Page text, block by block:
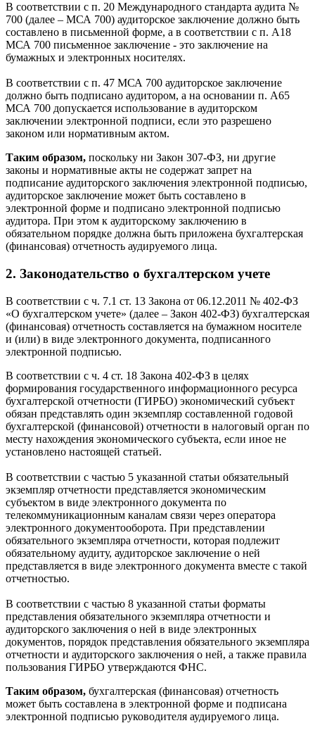
В соответствии с п. 20 Международного стандарта аудита №
700 (далее – МСА 700) аудиторское заключение должно быть
составлено в письменной форме, а в соответствии с п. A18
МСА 700 письменное заключение - это заключение на
бумажных и электронных носителях.
В соответствии с п. 47 МСА 700 аудиторское заключение
должно быть подписано аудитором, а на основании п. А65
МСА 700 допускается использование в аудиторском
заключении электронной подписи, если это разрешено
законом или нормативным актом.
Таким образом, поскольку ни Закон 307-ФЗ, ни другие
законы и нормативные акты не содержат запрет на
подписание аудиторского заключения электронной подписью,
аудиторское заключение может быть составлено в
электронной форме и подписано электронной подписью
аудитора. При этом к аудиторскому заключению в
обязательном порядке должна быть приложена бухгалтерская
(финансовая) отчетность аудируемого лица.
2. Законодательство о бухгалтерском учете
В соответствии с ч. 7.1 ст. 13 Закона от 06.12.2011 № 402-ФЗ
«О бухгалтерском учете» (далее – Закон 402-ФЗ) бухгалтерская
(финансовая) отчетность составляется на бумажном носителе
и (или) в виде электронного документа, подписанного
электронной подписью.
В соответствии с ч. 4 ст. 18 Закона 402-ФЗ в целях
формирования государственного информационного ресурса
бухгалтерской отчетности (ГИРБО) экономический субъект
обязан представлять один экземпляр составленной годовой
бухгалтерской (финансовой) отчетности в налоговый орган по
месту нахождения экономического субъекта, если иное не
установлено настоящей статьей.
В соответствии с частью 5 указанной статьи обязательный
экземпляр отчетности представляется экономическим
субъектом в виде электронного документа по
телекоммуникационным каналам связи через оператора
электронного документооборота. При представлении
обязательного экземпляра отчетности, которая подлежит
обязательному аудиту, аудиторское заключение о ней
представляется в виде электронного документа вместе с такой
отчетностью.
В соответствии с частью 8 указанной статьи форматы
представления обязательного экземпляра отчетности и
аудиторского заключения о ней в виде электронных
документов, порядок представления обязательного экземпляра
отчетности и аудиторского заключения о ней, а также правила
пользования ГИРБО утверждаются ФНС.
Таким образом, бухгалтерская (финансовая) отчетность
может быть составлена в электронной форме и подписана
электронной подписью руководителя аудируемого лица.